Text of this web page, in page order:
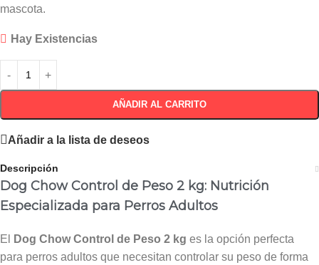
mascota.
Hay Existencias
AÑADIR AL CARRITO
Añadir a la lista de deseos
Descripción
Dog Chow Control de Peso 2 kg: Nutrición
Especializada para Perros Adultos
El Dog Chow Control de Peso 2 kg es la opción perfecta
para perros adultos que necesitan controlar su peso de forma